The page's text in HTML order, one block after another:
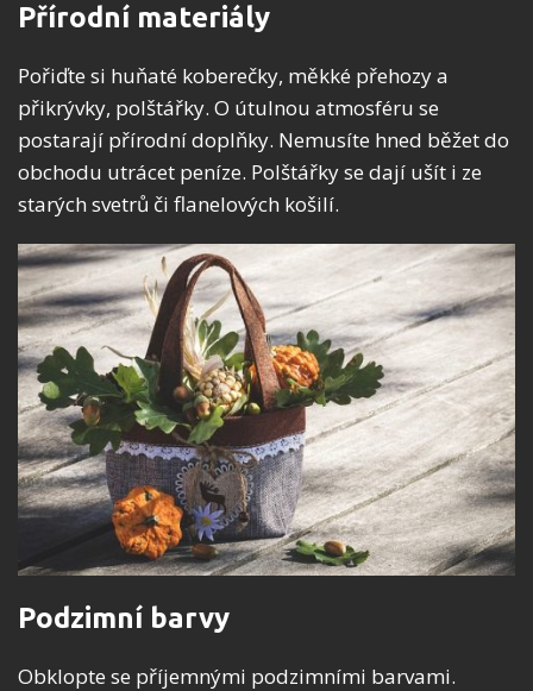
Přírodní materiály
Pořiďte si huňaté koberečky, měkké přehozy a
přikrývky, polštářky. O útulnou atmosféru se
postarají přírodní doplňky. Nemusíte hned běžet do
obchodu utrácet peníze. Polštářky se dají ušít i ze
starých svetrů či flanelových košilí.
Podzimní barvy
Obklopte se příjemnými podzimními barvami.